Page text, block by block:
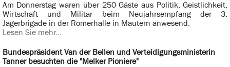
Am Donnerstag waren über 250 Gäste aus Politik, Geistlichkeit,
Wirtschaft und Militär beim Neujahrsempfang der 3.
Jägerbrigade in der Römerhalle in Mautern anwesend.
Lesen Sie mehr...
Bundespräsident Van der Bellen und Verteidigungsministerin
Tanner besuchten die "Melker Pioniere"